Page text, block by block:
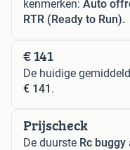
kenmerken: Auto
RTR (Ready to Run).
€ 141
De huidige
€ 141 .
Prijscheck
De duurste Rc buggy